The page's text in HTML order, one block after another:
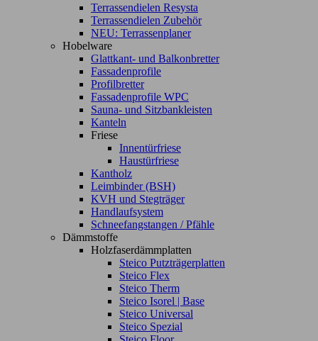
Terrassendielen Resysta
Terrassendielen Zubehör
NEU: Terrassenplaner
Hobelware
Glattkant- und Balkonbretter
Fassadenprofile
Profilbretter
Fassadenprofile WPC
Sauna- und Sitzbankleisten
Kanteln
Friese
Innentürfriese
Haustürfriese
Kantholz
Leimbinder (BSH)
KVH und Stegträger
Handlaufsystem
Schneefangstangen / Pfähle
Dämmstoffe
Holzfaserdämmplatten
Steico Putzträgerplatten
Steico Flex
Steico Therm
Steico Isorel | Base
Steico Universal
Steico Spezial